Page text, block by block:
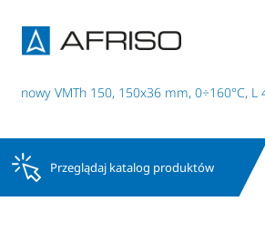
VMTh 150, 150x36 mm, 0÷160°C,
Przeglądaj katalog produktów